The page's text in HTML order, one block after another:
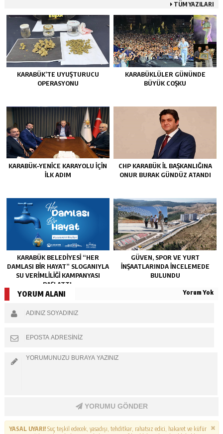
TÜM YAZILARI
KARABÜK’TE UYUŞTURUCU
OPERASYONU
KARABÜKLÜLER GÜNÜNDE
BÜYÜK COŞKU
KARABÜK–YENİCE KARAYOLU İÇİN
İLK ADIM
CHP KARABÜK İL BAŞKANLIĞINA
ONUR BURAK GÜNDÜZ ATANDI
KARABÜK BELEDİYESİ “HER
DAMLASI BİR HAYAT” SLOGANIYLA
SU VERİMLİLİĞİ KAMPANYASI
BAŞLATTI.
GÜVEN, SPOR VE YURT
İNŞAATLARINDA İNCELEMEDE
BULUNDU
YORUM ALANI Yorum Yok
YORUMU GÖNDER
YASAL UYARI!Suç teşkil edecek, yasadışı, tehditkar, rahatsız edici, hakaret ve küfür